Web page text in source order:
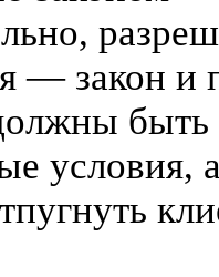
— закон и
быть
условия,